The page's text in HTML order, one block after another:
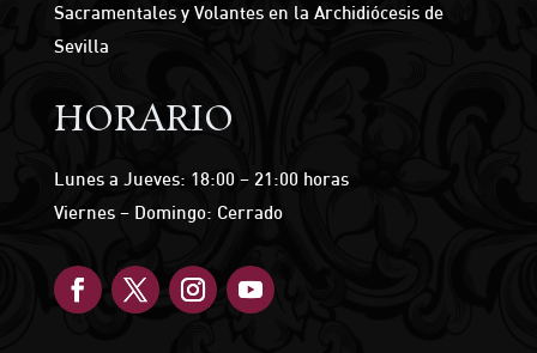
Sacramentales y Volantes en la Archidiócesis de
Sevilla
HORARIO
Lunes a Jueves: 18:00 – 21:00 horas
Viernes – Domingo: Cerrado